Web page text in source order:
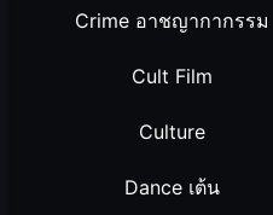
Crime อาชญากากรรม
Cult Film
Culture
Dance เต้น